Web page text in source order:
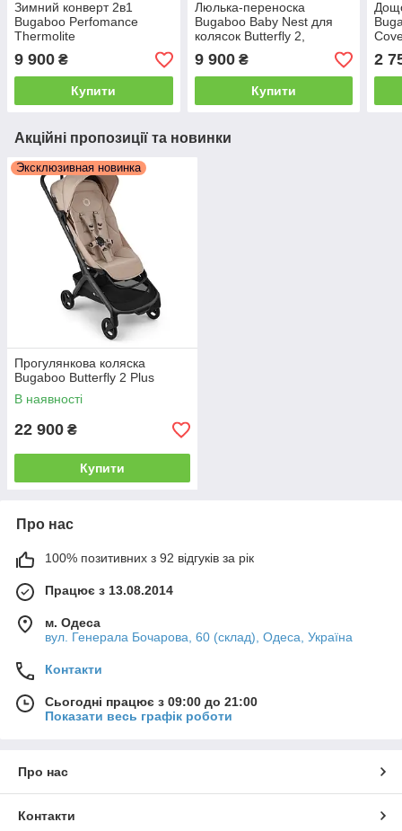
Зимний конверт 2в1
Bugaboo Perfomance
Thermolite
9 900 ₴
Купити
Люлька-переноска
Bugaboo Baby Nest для
колясок Butterfly 2,
Dragonfly
9 900₴
Купити
2
Акційні пропозиції та новинки
Эксклюзивная новинка
Прогулянкова коляска
Bugaboo Butterfly 2 Plus
В наявності
22 900 ₴
Купити
Про нас
100% позитивних з 92 відгуків за рік
Працює з 13.08.2014
м. Одеса
вул. Генерала Бочарова, 60 (склад), Одеса, Україна
Контакти
Сьогодні працює з 09:00 до 21:00
Показати весь графік роботи
Про нас
Контакти